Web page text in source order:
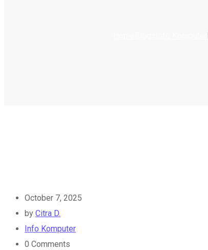
October 7, 2025
by Citra D.
Info Komputer
0 Comments